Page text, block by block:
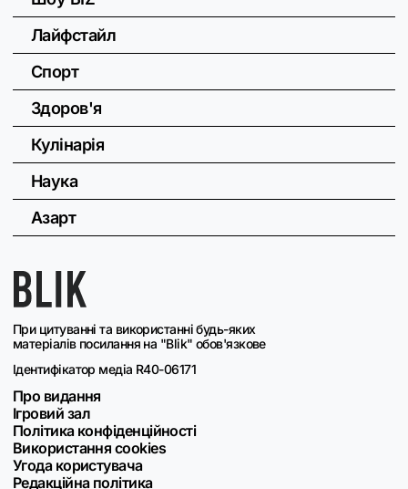
При цитуванні та використанні будь-яких
матеріалів посилання на "Blik" обов'язкове
Ідентифікатор медіа R40-06171
Про видання
Ігровий зал
Політика конфіденційності
Використання cookies
Угода користувача
Редакційна політика
Лайфстайл
Спорт
Здоров'я
Кулінарія
Наука
Азарт